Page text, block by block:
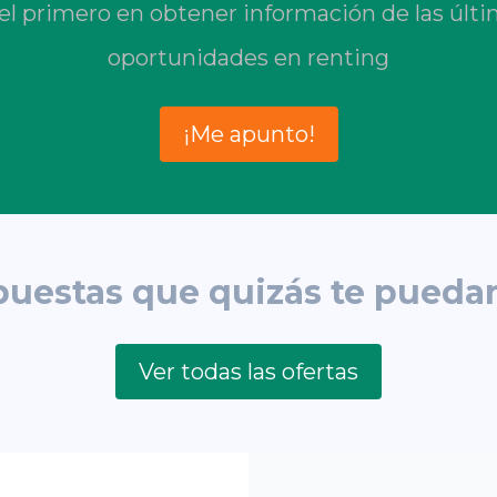
primero en obtener información de las
oportunidades en renting
¡Me apunto!
que quizás te
Ver todas las ofertas